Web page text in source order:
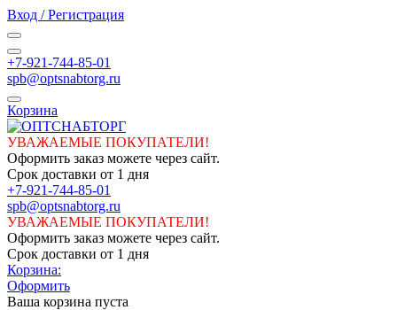
Вход / Регистрация
+7-921-744-85-01
spb@optsnabtorg.ru
Корзина
УВАЖАЕМЫЕ ПОКУПАТЕЛИ!
Оформить заказ можете через сайт.
Срок доставки от 1 дня
+7-921-744-85-01
spb@optsnabtorg.ru
УВАЖАЕМЫЕ ПОКУПАТЕЛИ!
Оформить заказ можете через сайт.
Срок доставки от 1 дня
Корзина:
Оформить
Ваша корзина пуста